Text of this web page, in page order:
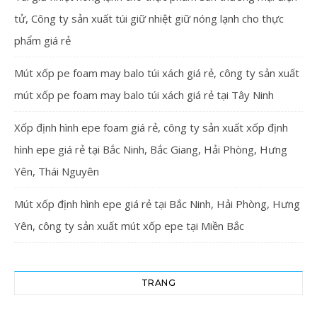
tử, Công ty sản xuất túi giữ nhiệt giữ nóng lạnh cho thực
phẩm giá rẻ
Mút xốp pe foam may balo túi xách giá rẻ, công ty sản xuất
mút xốp pe foam may balo túi xách giá rẻ tại Tây Ninh
Xốp định hình epe foam giá rẻ, công ty sản xuất xốp định
hình epe giá rẻ tại Bắc Ninh, Bắc Giang, Hải Phòng, Hưng
Yên, Thái Nguyên
Mút xốp định hình epe giá rẻ tại Bắc Ninh, Hải Phòng, Hưng
Yên, công ty sản xuất mút xốp epe tại Miền Bắc
TRANG